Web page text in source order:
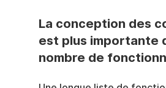
La conception des
est plus importante
nombre de